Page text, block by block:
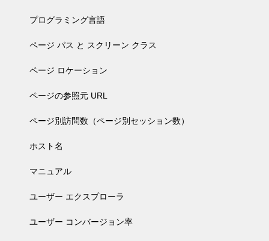
プログラミング言語
ページ パス と スクリーン クラス
ページ ロケーション
ページの参照元 URL
ページ別訪問数（ページ別セッション数）
ホスト名
マニュアル
ユーザー エクスプローラ
ユーザー コンバージョン率